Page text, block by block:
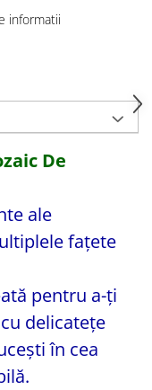
informatii
De
ale
fațete
pentru a-ți
delicatețe
în cea